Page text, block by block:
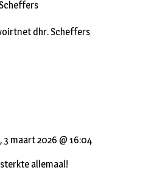
3 maart 2026 @ 16:04
allemaal!